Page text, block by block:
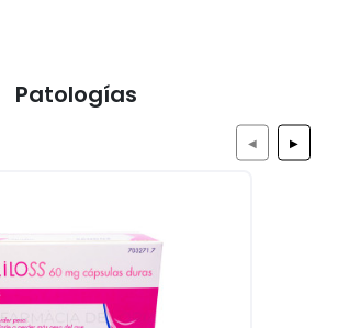
Patologías
◀ ▶